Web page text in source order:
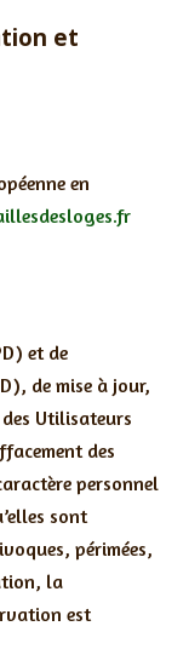
et
en
et de
de mise à jour,
Utilisateurs
des
personnel
sont
périmées,
la
est